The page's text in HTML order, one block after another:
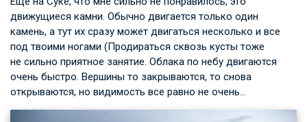
движущиеся камни. Обычно двигается только один
камень, а тут их сразу может двигаться несколько и все
под твоими ногами (Продираться сквозь кусты тоже
не сильно приятное занятие. Облака по небу двигаются
очень быстро. Вершины то закрываются, то снова
открываются, но видимость все равно не очень…